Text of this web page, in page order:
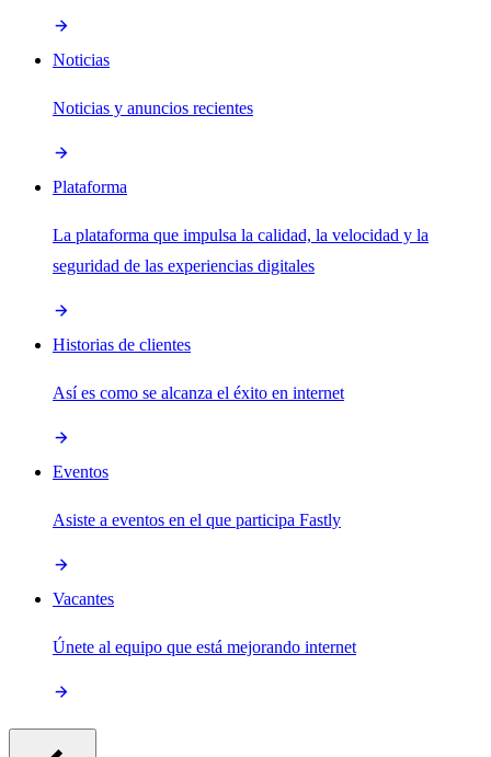
Noticias
Noticias y anuncios recientes
Plataforma
La plataforma que impulsa la calidad, la velocidad y la
seguridad de las experiencias digitales
Historias de clientes
Así es como se alcanza el éxito en internet
Eventos
Asiste a eventos en el que participa Fastly
Vacantes
Únete al equipo que está mejorando internet